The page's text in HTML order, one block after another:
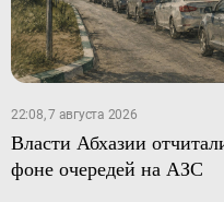
22:08, 7 августа 2026
Власти Абхазии
фоне очередей на АЗС